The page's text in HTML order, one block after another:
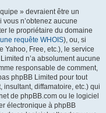
» devraient être un
n’obtenez aucune
le propriétaire du domaine
une requête WHOIS), ou, si
Yahoo, Free, etc.), le service
n’a absolument aucune
responsable de comment,
phpBB Limited pour tout
insultant, diffamatoire, etc.) qui
de phpBB.com ou le logiciel
électronique à phpBB